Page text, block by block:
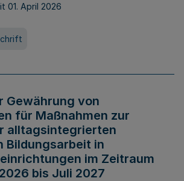
01. April 2026
Gewährung von
für Maßnahmen zur
alltagsintegrierten
Bildungsarbeit in
im Zeitraum
bis Juli 2027